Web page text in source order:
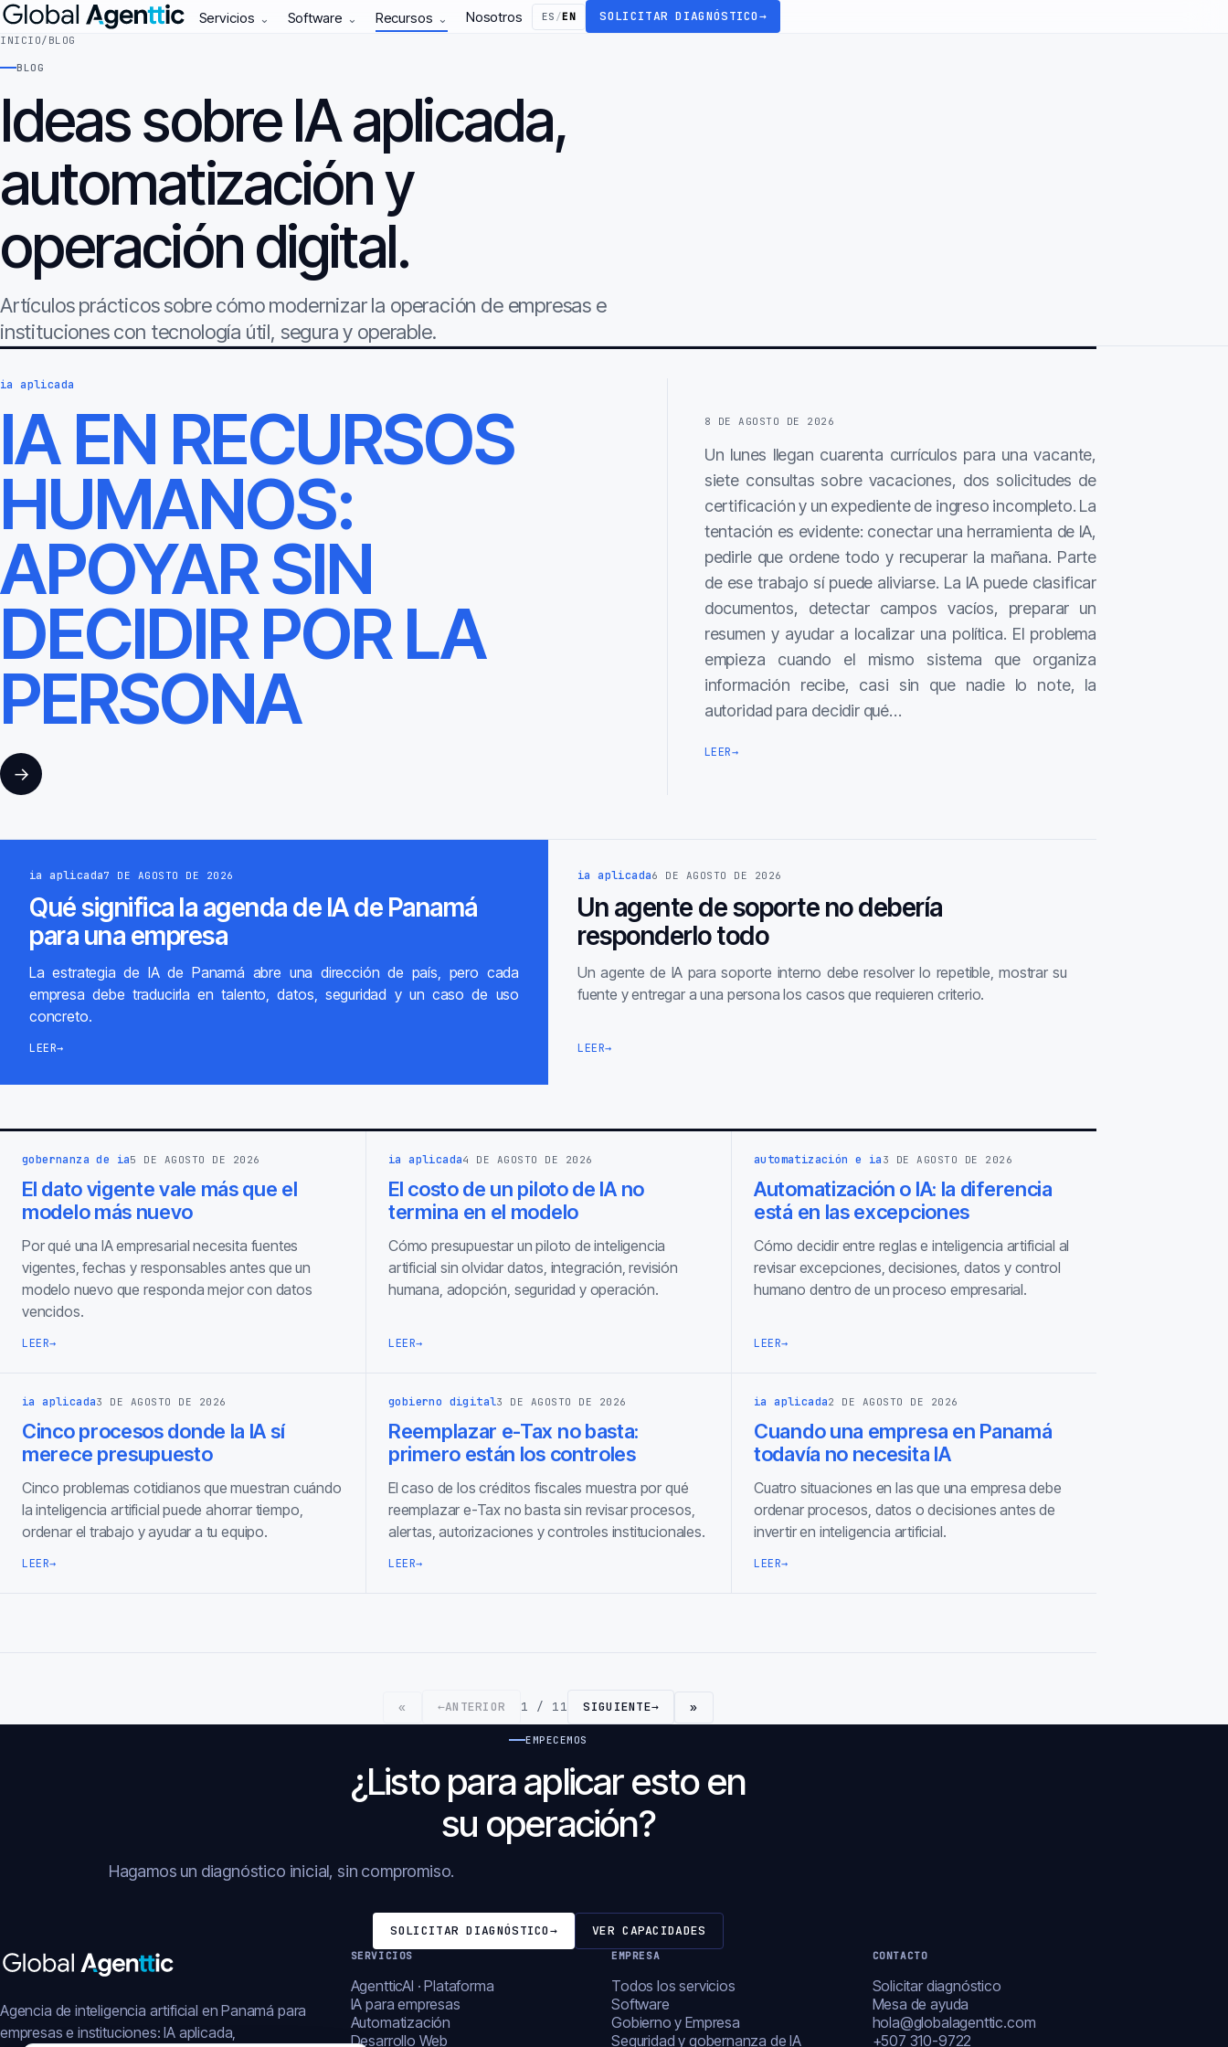
Servicios ⌄ Software ⌄ Recursos ⌄ Nosotros ES /EN SOLICITAR DIAGNÓSTICO→
INICIO/ BLOG
BLOG
Ideas sobre IA aplicada,
automatización y
operación digital.
Artículos prácticos sobre cómo modernizar la operación de empresas e
instituciones con tecnología útil, segura y operable.
ia aplicada
IA EN RECURSOS
HUMANOS:
APOYAR SIN
DECIDIR POR LA
PERSONA
→
8 DE AGOSTO DE 2026
Un lunes llegan cuarenta currículos para una vacante,
siete consultas sobre vacaciones, dos solicitudes de
certificación y un expediente de ingreso incompleto. La
tentación es evidente: conectar una herramienta de IA,
pedirle que ordene todo y recuperar la mañana. Parte
de ese trabajo sí puede aliviarse. La IA puede clasificar
documentos, detectar campos vacíos, preparar un
resumen y ayudar a localizar una política. El problema
empieza cuando el mismo sistema que organiza
información recibe, casi sin que nadie lo note, la
autoridad para decidir qué…
LEER→
ia aplicada7 DE AGOSTO DE 2026
Qué significa la agenda de IA de Panamá
para una empresa
La estrategia de IA de Panamá abre una dirección de país, pero cada
empresa debe traducirla en talento, datos, seguridad y un caso de uso
concreto.
LEER→
ia aplicada6 DE AGOSTO DE 2026
Un agente de soporte no debería
responderlo todo
Un agente de IA para soporte interno debe resolver lo repetible, mostrar su
fuente y entregar a una persona los casos que requieren criterio.
LEER→
gobernanza de ia5 DE AGOSTO DE 2026
El dato vigente vale más que el
modelo más nuevo
Por qué una IA empresarial necesita fuentes
vigentes, fechas y responsables antes que un
modelo nuevo que responda mejor con datos
vencidos.
LEER→
ia aplicada4 DE AGOSTO DE 2026
El costo de un piloto de IA no
termina en el modelo
Cómo presupuestar un piloto de inteligencia
artificial sin olvidar datos, integración, revisión
humana, adopción, seguridad y operación.
LEER→
automatización e ia 3 DE AGOSTO DE 2026
Automatización o IA: la diferencia
está en las excepciones
Cómo decidir entre reglas e inteligencia artificial al
revisar excepciones, decisiones, datos y control
humano dentro de un proceso empresarial.
LEER→
ia aplicada3 DE AGOSTO DE 2026
Cinco procesos donde la IA sí
merece presupuesto
Cinco problemas cotidianos que muestran cuándo
la inteligencia artificial puede ahorrar tiempo,
ordenar el trabajo y ayudar a tu equipo.
LEER→
gobierno digital3 DE AGOSTO DE 2026
Reemplazar e-Tax no basta:
primero están los controles
El caso de los créditos fiscales muestra por qué
reemplazar e-Tax no basta sin revisar procesos,
alertas, autorizaciones y controles institucionales.
LEER→
ia aplicada2 DE AGOSTO DE 2026
Cuando una empresa en Panamá
todavía no necesita IA
Cuatro situaciones en las que una empresa debe
ordenar procesos, datos o decisiones antes de
invertir en inteligencia artificial.
LEER→
« ←ANTERIOR 1 / 11 SIGUIENTE→ »
EMPECEMOS
¿Listo para aplicar esto en
su operación?
Hagamos un diagnóstico inicial, sin compromiso.
SOLICITAR DIAGNÓSTICO→ VER CAPACIDADES
Agencia de inteligencia artificial en Panamá para
empresas e instituciones: IA aplicada,
SERVICIOS
AgentticAI · Plataforma
IA para empresas
Automatización
Desarrollo Web
EMPRESA
Todos los servicios
Software
Gobierno y Empresa
Seguridad y gobernanza de IA
CONTACTO
Solicitar diagnóstico
Mesa de ayuda
hola@globalagenttic.com
+507 310-9722